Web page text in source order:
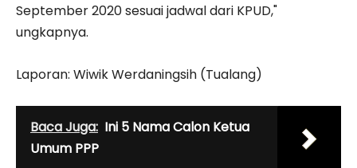
September 2020 sesuai jadwal dari KPUD,"
ungkapnya.
Laporan: Wiwik Werdaningsih (Tualang)
Baca Juga: Ini 5 Nama Calon Ketua
Umum PPP